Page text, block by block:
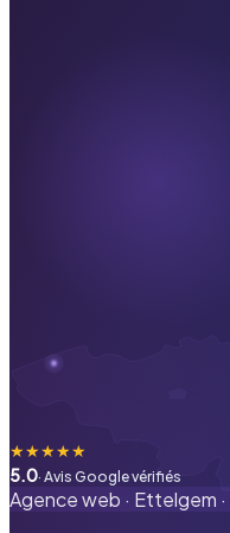
★★★★★
5.0· Avis Google vérifiés
Agence web · Ettelgem ·